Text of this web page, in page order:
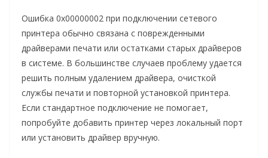
Ошибка 0x00000002 при подключении сетевого
принтера обычно связана с поврежденными
драйверами печати или остатками старых драйверов
в системе. В большинстве случаев проблему удается
решить полным удалением драйвера, очисткой
службы печати и повторной установкой принтера.
Если стандартное подключение не помогает,
попробуйте добавить принтер через локальный порт
или установить драйвер вручную.